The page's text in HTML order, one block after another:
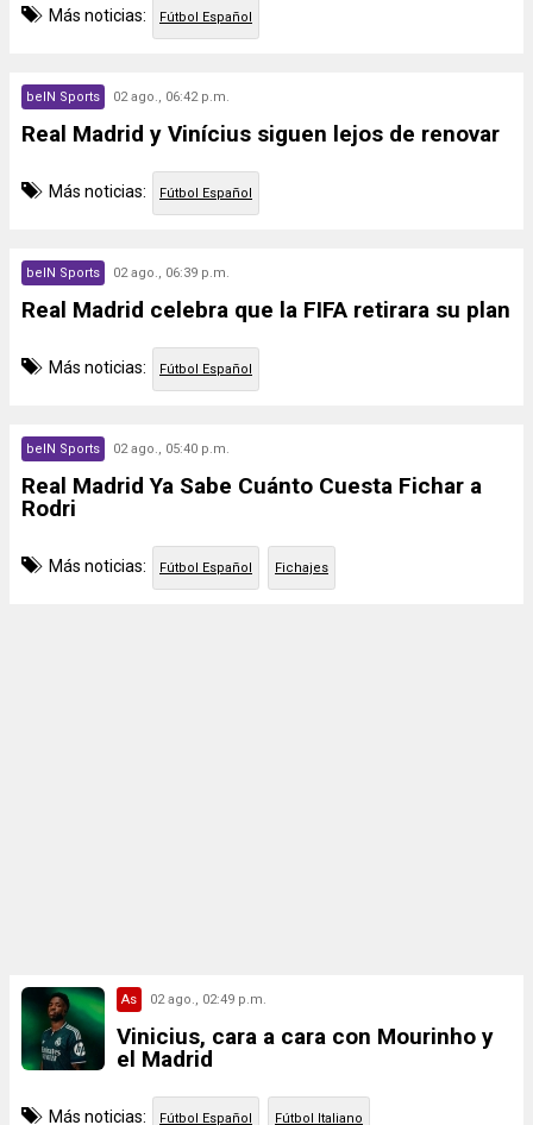
Más noticias: Fútbol Español
beIN Sports 02 ago., 06:42 p.m.
Real Madrid y Vinícius siguen lejos de renovar
Más noticias: Fútbol Español
beIN Sports 02 ago., 06:39 p.m.
Real Madrid celebra que la FIFA retirara su plan
Más noticias: Fútbol Español
beIN Sports 02 ago., 05:40 p.m.
Real Madrid Ya Sabe Cuánto Cuesta Fichar a
Rodri
Más noticias: Fútbol Español Fichajes
As 02 ago., 02:49 p.m.
Vinicius, cara a cara con Mourinho y
el Madrid
Más noticias: Fútbol Español Fútbol Italiano